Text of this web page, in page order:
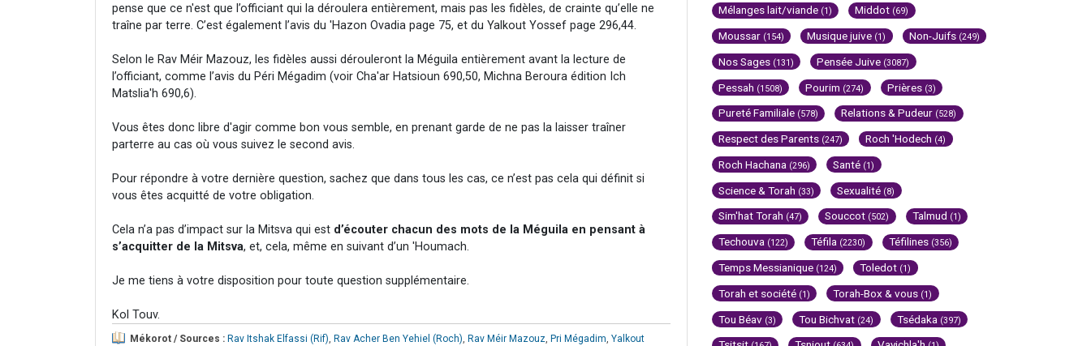
pense que ce n'est que l’officiant qui la déroulera entièrement, mais pas les fidèles, de crainte qu’elle ne
traîne par terre. C’est également l’avis du 'Hazon Ovadia page 75, et du Yalkout Yossef page 296,44.
Selon le Rav Méir Mazouz, les fidèles aussi dérouleront la Méguila entièrement avant la lecture de
l’officiant, comme l’avis du Péri Mégadim (voir Cha'ar Hatsioun 690,50, Michna Beroura édition Ich
Matslia'h 690,6).
Vous êtes donc libre d'agir comme bon vous semble, en prenant garde de ne pas la laisser traîner
parterre au cas où vous suivez le second avis.
Pour répondre à votre dernière question, sachez que dans tous les cas, ce n’est pas cela qui définit si
vous êtes acquitté de votre obligation.
Cela n’a pas d’impact sur la Mitsva qui est d’écouter chacun des mots de la Méguila en pensant à
s’acquitter de la Mitsva, et, cela, même en suivant d’un 'Houmach.
Je me tiens à votre disposition pour toute question supplémentaire.
Kol Touv.
Mékorot / Sources : Rav Itshak Elfassi (Rif) Rav Acher Ben Yehiel (Roch) Rav Méir Mazouz Pri Mégadim Yalkout
Mélanges lait/viande (1) Middot (69)
Moussar (154) Musique juive (1) Non-Juifs (249)
Nos Sages (131) Pensée Juive (3087)
Pessah (1508) Pourim (274) Prières (3)
Pureté Familiale (578) Relations & Pudeur (528)
Respect des Parents (247) Roch 'Hodech (4)
Roch Hachana (296) Santé (1)
Science & Torah (33) Sexualité (8)
Sim'hat Torah (47) Souccot (502) Talmud (1)
Techouva (122) Téfila (2230) Téfilines (356)
Temps Messianique (124) Toledot (1)
Torah et société (1) Torah-Box & vous (1)
Tou Béav (3) Tou Bichvat (24) Tsédaka (397)